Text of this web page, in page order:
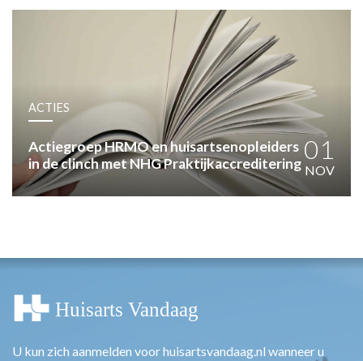
INLOGGEN
ACTIES
Actiegroep HRMO en huisartsenopleiders
in de clinch met NHG Praktijkaccreditering01
NOV
U kun zich aanmelden voor huisartsvandaag.nl wanneer u